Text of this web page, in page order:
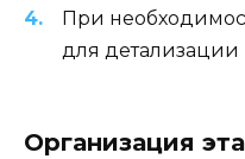
При
для детализации
Организация